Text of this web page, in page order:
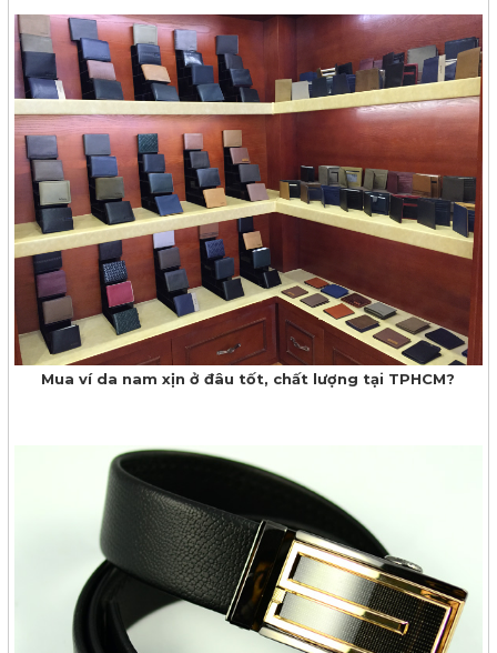
Mua ví da nam xịn ở đâu tốt, chất lượng tại TPHCM?